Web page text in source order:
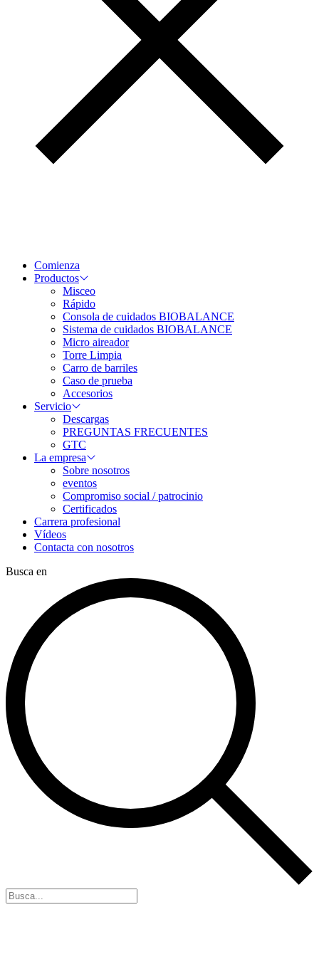
Comienza
Productos
Misceo
Rápido
Consola de cuidados BIOBALANCE
Sistema de cuidados BIOBALANCE
Micro aireador
Torre Limpia
Carro de barriles
Caso de prueba
Accesorios
Servicio
Descargas
PREGUNTAS FRECUENTES
GTC
La empresa
Sobre nosotros
eventos
Compromiso social / patrocinio
Certificados
Carrera profesional
Vídeos
Contacta con nosotros
Busca en